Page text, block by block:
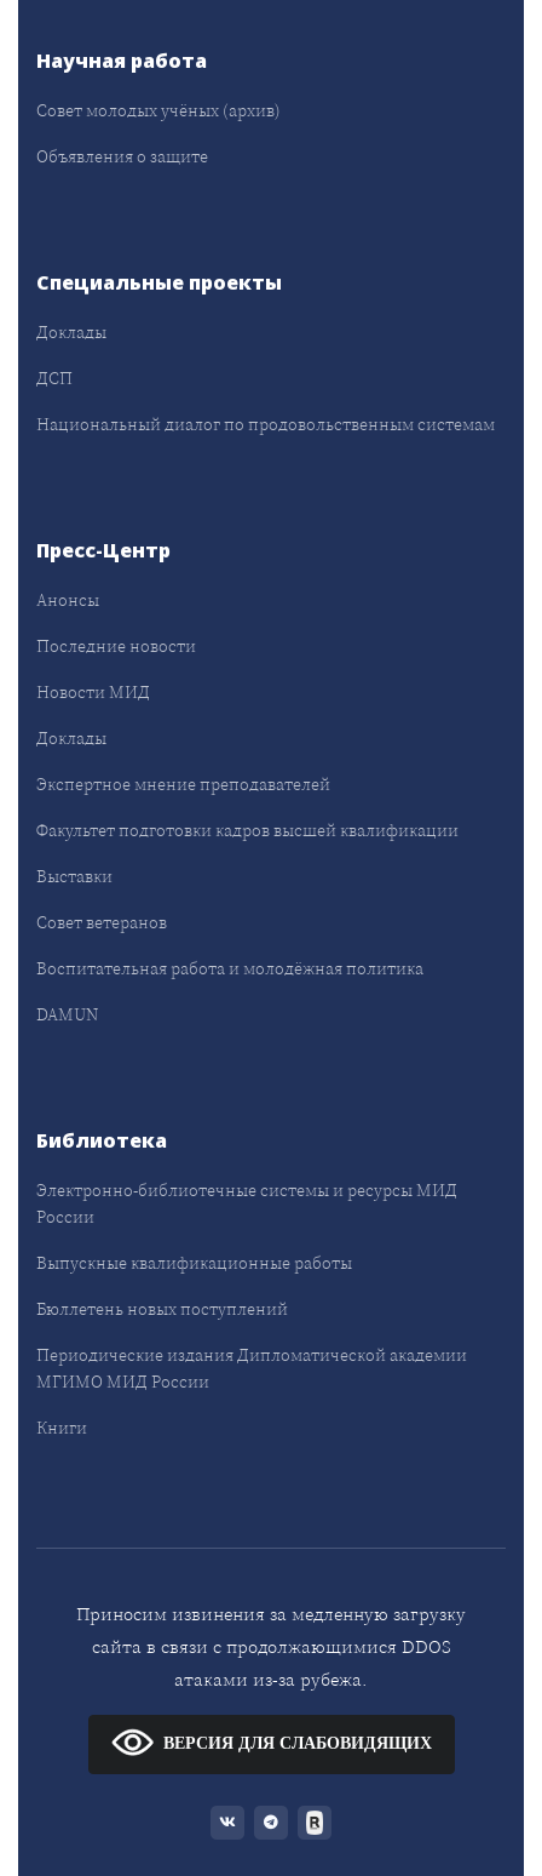
Научная работа
Совет молодых учёных (архив)
Объявления о защите
Специальные проекты
Доклады
ДСП
Национальный диалог по продовольственным системам
Пресс-Центр
Анонсы
Последние новости
Новости МИД
Доклады
Экспертное мнение преподавателей
Факультет подготовки кадров высшей квалификации
Выставки
Совет ветеранов
Воспитательная работа и молодёжная политика
DAMUN
Библиотека
Электронно-библиотечные системы и ресурсы МИД
России
Выпускные квалификационные работы
Бюллетень новых поступлений
Периодические издания Дипломатической академии
МГИМО МИД России
Книги
Приносим извинения за медленную загрузку
сайта в связи с продолжающимися DDOS
атаками из-за рубежа.
ВЕРСИЯ ДЛЯ СЛАБОВИДЯЩИХ